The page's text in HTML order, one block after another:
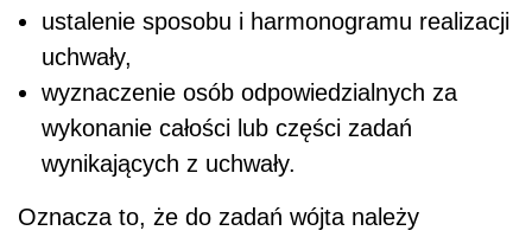
ustalenie sposobu i harmonogramu realizacji
uchwały,
wyznaczenie osób odpowiedzialnych za
wykonanie całości lub części zadań
wynikających z uchwały.
Oznacza to, że do zadań wójta należy